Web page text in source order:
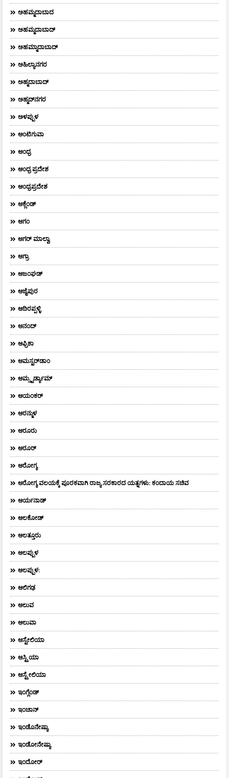
ಅಹಮ್ಮದಾಬಾದ
ಅಹಮ್ಮದಾಬಾದ್
ಅಹಮ್ಮಾದಾಬಾದ್
ಅಹಿಲ್ಯಾನಗರ
ಅಹ್ಮದಾಬಾದ್
ಅಹ್ಮದ್‌ನಗರ
ಅಳಪ್ಪುಳ
ಆಂಟಿಗುವಾ
ಆಂಧ್ರ
ಆಂಧ್ರ ಪ್ರದೇಶ
ಆಂಧ್ರಪ್ರದೇಶ
ಆಕ್ಲೆಂಡ್
ಆಗಂ
ಆಗರ್‌ ಮಾಲ್ವಾ
ಆಗ್ರಾ
ಆಜಂಘಡ್
ಆಜೈಪುರ
ಆದಿರಪ್ಪಳ್ಳಿ
ಆನಂದ್‌
ಆಫ್ರಿಕಾ
ಆಮಸ್ಟರ್‌ಡಾಂ
ಆಮ್ಸ್ಟರ್ಡ್ಯಾಮ್
ಆಯಂಕರ್
ಆರನ್ಮುಳ
ಆರೂರು
ಆರೂರ್
ಆರೋಗ್ಯ
ಆರೋಗ್ಯ ವಲಯಕ್ಕೆ ಪೂರಕವಾಗಿ ರಾಜ್ಯ ಸರಕಾರದ ಯತ್ನಗಳು: ಕಂದಾಯ ಸಚಿವ
ಆರ್ಯನಾಡ್
ಆಲಕೋಡ್
ಆಲತ್ತೂರು
ಆಲಪ್ಪುಳ
ಆಲಪ್ಪುಳ:
ಆಲಿಗಢ
ಆಲುವ
ಆಲುವಾ
ಆಸ್ಟೇಲಿಯಾ
ಆಸ್ಟ್ರಿಯಾ
ಆಸ್ಟ್ರೇಲಿಯಾ
ಇಂಗ್ಲೆಂಡ್
ಇಂಚಾನ್
ಇಂಡೊನೇಷ್ಯಾ
ಇಂಡೋನೇಷ್ಯಾ
ಇಂದೋರ್